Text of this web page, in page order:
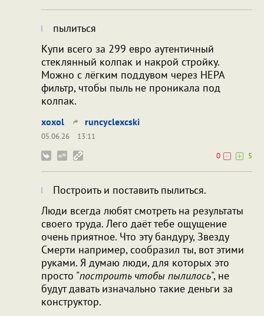
пылиться
Купи всего за 299 евро аутентичный
стеклянный колпак и накрой стройку.
Можно с лёгким поддувом через НЕРА
фильтр, чтобы пыль не проникала под
колпак.
xoxol runcyclexcski
05.06.26
13:11
0
5
Построить и поставить пылиться.
Люди всегда любят смотреть на результаты
своего труда. Лего даёт тебе ощущение
очень приятное. Что эту бандуру, Звезду
Смерти например, сообразил ты, вот этими
руками. Я думаю люди, для которых это
просто "построить чтобы пылилось", не
будут давать изначально такие деньги за
конструктор.